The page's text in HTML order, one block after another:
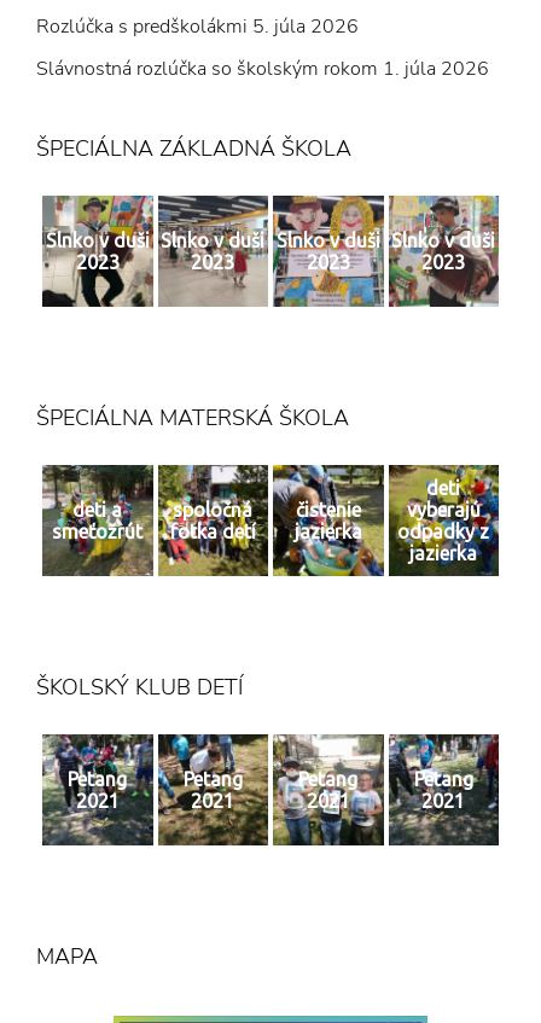
Rozlúčka s predškolákmi 5. júla 2026
Slávnostná rozlúčka so školským rokom 1. júla 2026
ŠPECIÁLNA ZÁKLADNÁ ŠKOLA
Slnko v duši
2023
Slnko v duši
2023
Slnko v duši
2023
Slnko v duši
2023
ŠPECIÁLNA MATERSKÁ ŠKOLA
deti a
smeťožrút
spoločná
fotka detí
čistenie
jazierka
deti
vyberajú
odpadky z
jazierka
ŠKOLSKÝ KLUB DETÍ
Petang
2021
Petang
2021
Petang
2021
Petang
2021
MAPA